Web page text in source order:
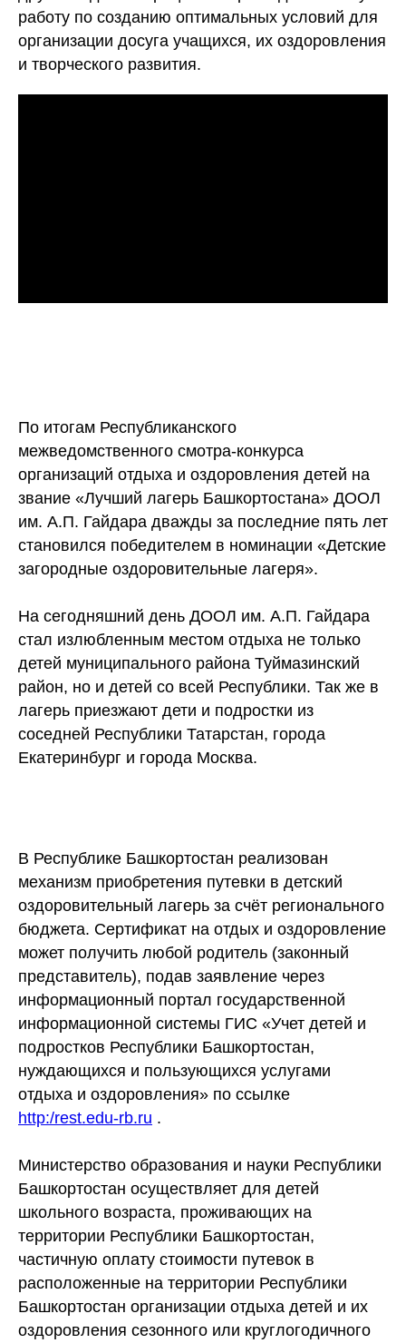
работу по созданию оптимальных условий для
организации досуга учащихся, их оздоровления
и творческого развития.
По итогам Республиканского
межведомственного смотра-конкурса
организаций отдыха и оздоровления детей на
звание «Лучший лагерь Башкортостана» ДООЛ
им. А.П. Гайдара дважды за последние пять лет
становился победителем в номинации «Детские
загородные оздоровительные лагеря».
На сегодняшний день ДООЛ им. А.П. Гайдара
стал излюбленным местом отдыха не только
детей муниципального района Туймазинский
район, но и детей со всей Республики. Так же в
лагерь приезжают дети и подростки из
соседней Республики Татарстан, города
Екатеринбург и города Москва.
В Республике Башкортостан реализован
механизм приобретения путевки в детский
оздоровительный лагерь за счёт регионального
бюджета. Сертификат на отдых и оздоровление
может получить любой родитель (законный
представитель), подав заявление через
информационный портал государственной
информационной системы ГИС «Учет детей и
подростков Республики Башкортостан,
нуждающихся и пользующихся услугами
отдыха и оздоровления» по ссылке
http:/rest.edu-rb.ru .
Министерство образования и науки Республики
Башкортостан осуществляет для детей
школьного возраста, проживающих на
территории Республики Башкортостан,
частичную оплату стоимости путевок в
расположенные на территории Республики
Башкортостан организации отдыха детей и их
оздоровления сезонного или круглогодичного